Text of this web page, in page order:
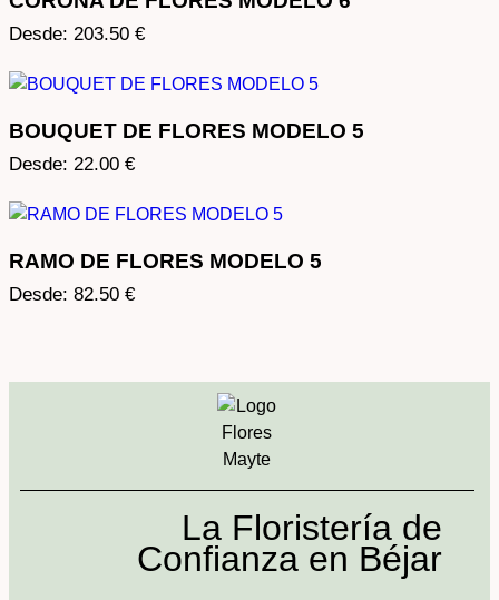
Desde: 203.50 €
BOUQUET DE FLORES MODELO 5
Desde: 22.00 €
RAMO DE FLORES MODELO 5
Desde: 82.50 €
La Floristería de
Confianza en Béjar